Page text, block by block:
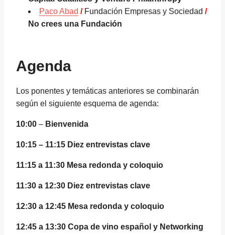
Paco Abad /Fundación Empresas y Sociedad /
No crees una Fundación
Agenda
Los ponentes y temáticas anteriores se combinarán
según el siguiente esquema de agenda:
10:00 – Bienvenida
10:15 – 11:15 Diez entrevistas clave
11:15 a 11:30 Mesa redonda y coloquio
11:30 a 12:30 Diez entrevistas clave
12:30 a 12:45 Mesa redonda y coloquio
12:45 a 13:30 Copa de vino español y Networking